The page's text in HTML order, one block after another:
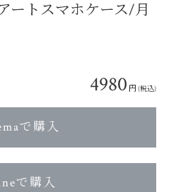
ートスマホケース/月
4980 円(税込)
で購入
で購入